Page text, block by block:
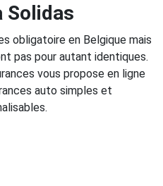
Solidas
obligatoire en Belgique mais
pas pour autant identiques.
vous propose en ligne
auto simples et